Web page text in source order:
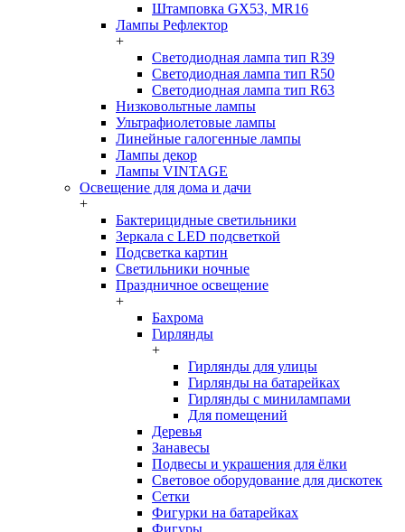
Штамповка GX53, MR16
Лампы Рефлектор
+
Светодиодная лампа тип R39
Светодиодная лампа тип R50
Светодиодная лампа тип R63
Низковольтные лампы
Ультрафиолетовые лампы
Линейные галогенные лампы
Лампы декор
Лампы VINTAGE
Освещение для дома и дачи
+
Бактерицидные светильники
Зеркала с LED подсветкой
Подсветка картин
Светильники ночные
Праздничное освещение
+
Бахрома
Гирлянды
+
Гирлянды для улицы
Гирлянды на батарейках
Гирлянды с минилампами
Для помещений
Деревья
Занавесы
Подвесы и украшения для ёлки
Световое оборудование для дискотек
Сетки
Фигурки на батарейках
Фигуры